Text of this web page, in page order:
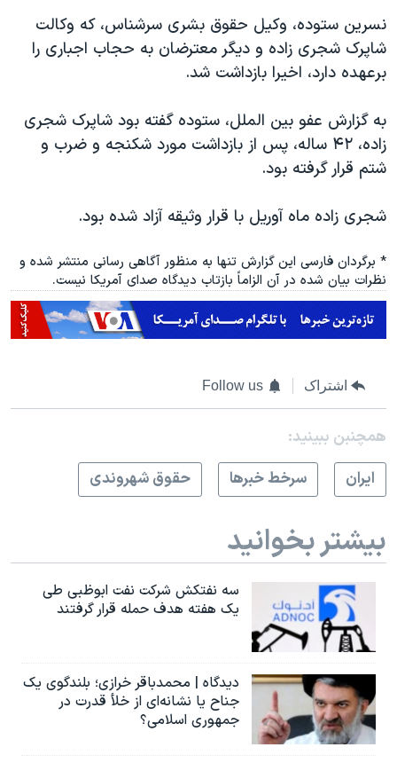
نسرین ستوده، وکیل حقوق بشری سرشناس، که وکالت
شاپرک شجری زاده و دیگر معترضان به حجاب اجباری را
برعهده دارد، اخیرا بازداشت شد.
به گزارش عفو بین الملل، ستوده گفته بود شاپرک شجری
زاده، ۴۲ ساله، پس از بازداشت مورد شکنجه و ضرب و
شتم قرار گرفته بود.
شجری زاده ماه آوریل با قرار وثیقه آزاد شده بود.
* برگردان فارسی این گزارش تنها به منظور آگاهی رسانی منتشر شده و
نظرات بیان شده در آن الزاماً بازتاب دیدگاه صدای آمریکا نیست.
اشتراک Follow us
همچنبن ببینید:
ايران
سرخط خبرها حقوق شهروندی
بیشتر بخوانید
سه نفتکش شرکت نفت ابوظبی طی
یک هفته هدف حمله قرار گرفتند
دیدگاه | محمدباقر خرازی؛ بلندگوی یک
جناح یا نشانه‌ای از خلأ قدرت در
جمهوری اسلامی؟